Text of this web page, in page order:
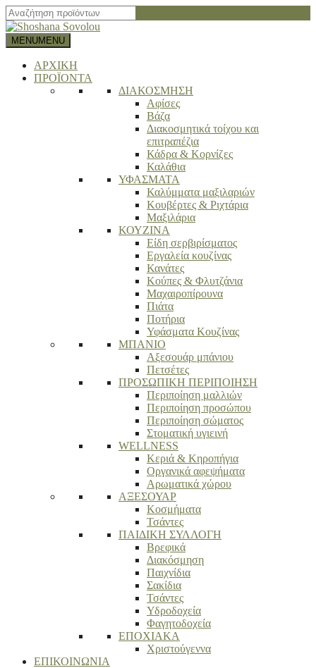
MENUMENU
ΑΡΧΙΚΗ
ΠΡΟΪΟΝΤΑ
ΔΙΑΚΟΣΜΗΣΗ
Αφίσες
Βάζα
Διακοσμητικά τοίχου και
επιτραπέζια
Κάδρα & Κορνίζες
Καλάθια
ΥΦΑΣΜΑΤΑ
Καλύμματα μαξιλαριών
Κουβέρτες & Ριχτάρια
Μαξιλάρια
ΚΟΥΖΙΝΑ
Είδη σερβιρίσματος
Εργαλεία κουζίνας
Κανάτες
Κούπες & Φλυτζάνια
Μαχαιροπίρουνα
Πιάτα
Ποτήρια
Υφάσματα Κουζίνας
ΜΠΑΝΙΟ
Αξεσουάρ μπάνιου
Πετσέτες
ΠΡΟΣΩΠΙΚΗ ΠΕΡΙΠΟΙΗΣΗ
Περιποίηση μαλλιών
Περιποίηση προσώπου
Περιποίηση σώματος
Στοματική υγιεινή
WELLNESS
Κεριά & Κηροπήγια
Οργανικά αφεψήματα
Αρωματικά χώρου
ΑΞΕΣΟΥΑΡ
Κοσμήματα
Τσάντες
ΠΑΙΔΙΚΗ ΣΥΛΛΟΓΗ
Βρεφικά
Διακόσμηση
Παιχνίδια
Σακίδια
Τσάντες
Υδροδοχεία
Φαγητοδοχεία
ΕΠΟΧΙΑΚΑ
Χριστούγεννα
ΕΠΙΚΟΙΝΩΝΙΑ